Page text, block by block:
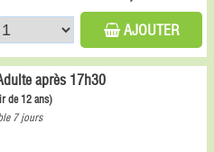
AJOUTER
après 17h30
de 12 ans)
7 jours